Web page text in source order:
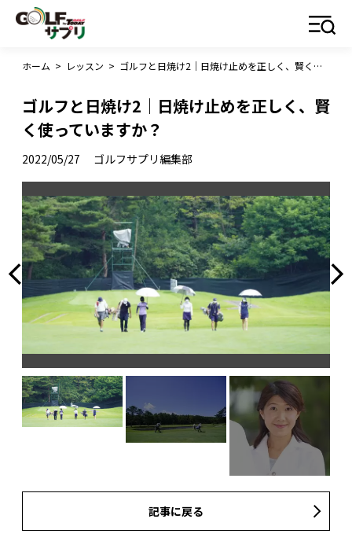
ホーム > レッスン > ゴルフと日焼け2｜日焼け止めを正しく、賢く使っていますか？
ゴルフと日焼け2｜日焼け止めを正しく、賢
く使っていますか？
2022/05/27 ゴルフサプリ編集部
記事に戻る